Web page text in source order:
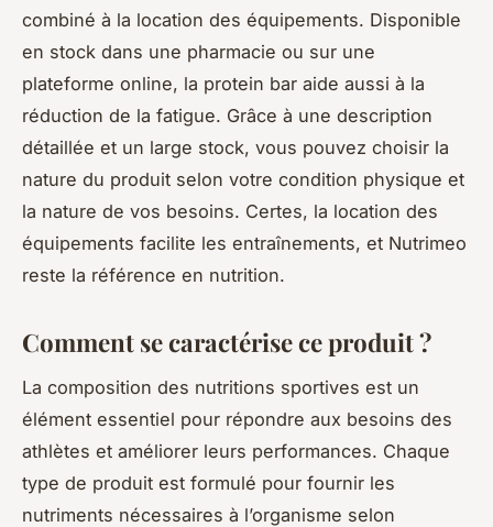
combiné à la location des équipements. Disponible
en stock dans une pharmacie ou sur une
plateforme online, la protein bar aide aussi à la
réduction de la fatigue. Grâce à une description
détaillée et un large stock, vous pouvez choisir la
nature du produit selon votre condition physique et
la nature de vos besoins. Certes, la location des
équipements facilite les entraînements, et Nutrimeo
reste la référence en nutrition.
Comment se caractérise ce produit ?
La composition des nutritions sportives est un
élément essentiel pour répondre aux besoins des
athlètes et améliorer leurs performances. Chaque
type de produit est formulé pour fournir les
nutriments nécessaires à l’organisme selon